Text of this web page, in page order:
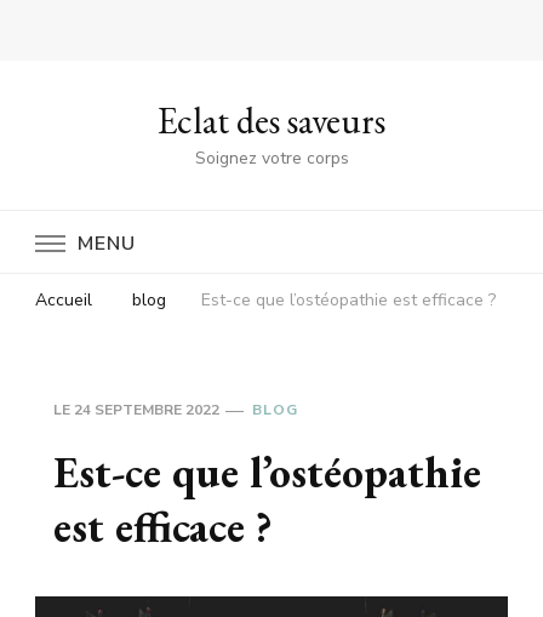
Eclat des saveurs
Soignez votre corps
MENU
Accueil blog Est-ce que l’ostéopathie est efficace ?
LE 24 SEPTEMBRE 2022 BLOG
Est-ce que l’ostéopathie
est efficace ?